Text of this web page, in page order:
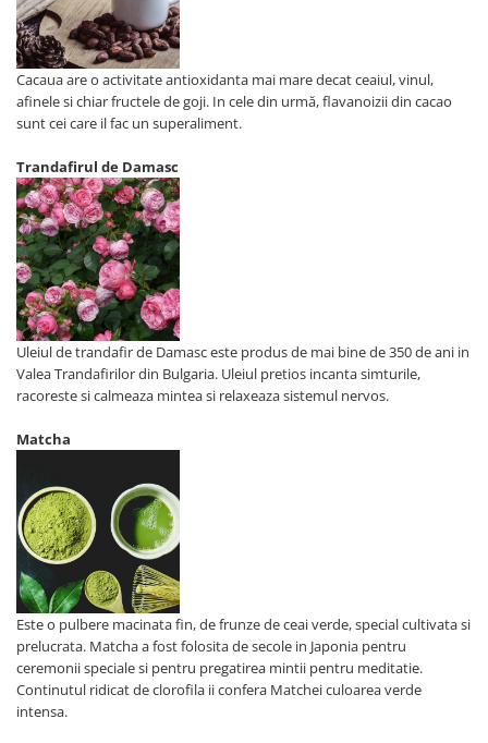
Cacaua are o activitate antioxidanta mai mare decat ceaiul, vinul,
afinele si chiar fructele de goji. In cele din urmă, flavanoizii din cacao
sunt cei care il fac un superaliment.
Trandafirul de Damasc
Uleiul de trandafir de Damasc este produs de mai bine de 350 de ani in
Valea Trandafirilor din Bulgaria. Uleiul pretios incanta simturile,
racoreste si calmeaza mintea si relaxeaza sistemul nervos.
Matcha
Este o pulbere macinata fin, de frunze de ceai verde, special cultivata si
prelucrata. Matcha a fost folosita de secole in Japonia pentru
ceremonii speciale si pentru pregatirea mintii pentru meditatie.
Continutul ridicat de clorofila ii confera Matchei culoarea verde
intensa.